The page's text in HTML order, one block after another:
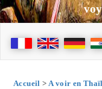
Accueil > A voir en